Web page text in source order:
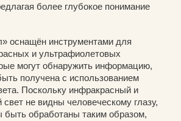
более глубокое понимание
оснащён инструментами для
и ультрафиолетовых
могут обнаружить информацию,
получена с использованием
Поскольку инфракрасный и
не видны человеческому глазу,
быть обработаны таким образом,